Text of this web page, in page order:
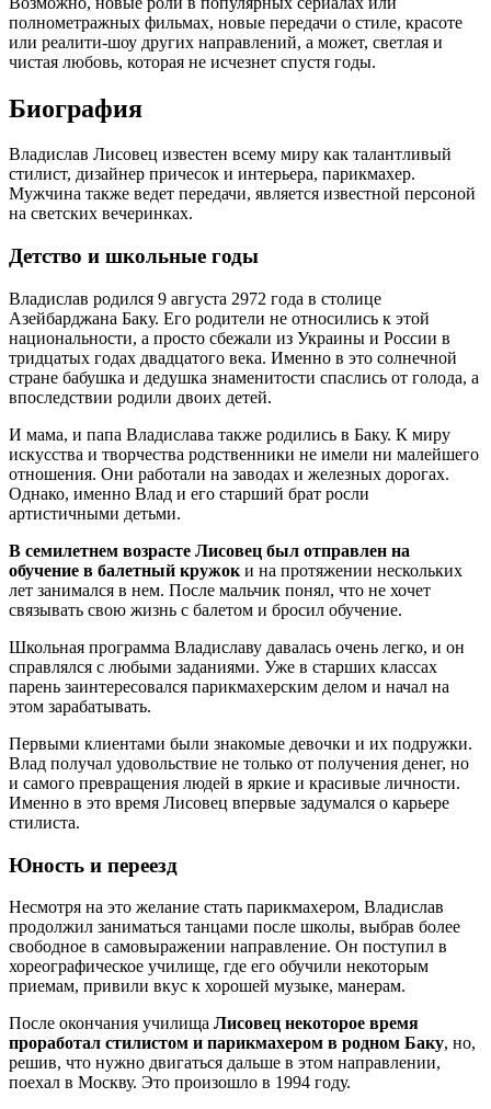
полнометражных фильмах, новые передачи о стиле, красоте
или реалити-шоу других направлений, а может, светлая и
чистая любовь, которая не исчезнет спустя годы.
Биография
Владислав Лисовец известен всему миру как талантливый
стилист, дизайнер причесок и интерьера, парикмахер.
Мужчина также ведет передачи, является известной персоной
на светских вечеринках.
Детство и школьные годы
Владислав родился 9 августа 2972 года в столице
Азейбарджана Баку. Его родители не относились к этой
национальности, а просто сбежали из Украины и России в
тридцатых годах двадцатого века. Именно в это солнечной
стране бабушка и дедушка знаменитости спаслись от голода, а
впоследствии родили двоих детей.
И мама, и папа Владислава также родились в Баку. К миру
искусства и творчества родственники не имели ни малейшего
отношения. Они работали на заводах и железных дорогах.
Однако, именно Влад и его старший брат росли
артистичными детьми.
В семилетнем возрасте Лисовец был отправлен на
обучение в балетный кружок и на протяжении нескольких
лет занимался в нем. После мальчик понял, что не хочет
связывать свою жизнь с балетом и бросил обучение.
Школьная программа Владиславу давалась очень легко, и он
справлялся с любыми заданиями. Уже в старших классах
парень заинтересовался парикмахерским делом и начал на
этом зарабатывать.
Первыми клиентами были знакомые девочки и их подружки.
Влад получал удовольствие не только от получения денег, но
и самого превращения людей в яркие и красивые личности.
Именно в это время Лисовец впервые задумался о карьере
стилиста.
Юность и переезд
Несмотря на это желание стать парикмахером, Владислав
продолжил заниматься танцами после школы, выбрав более
свободное в самовыражении направление. Он поступил в
хореографическое училище, где его обучили некоторым
приемам, привили вкус к хорошей музыке, манерам.
После окончания училища Лисовец некоторое время
проработал стилистом и парикмахером в родном Баку, но,
решив, что нужно двигаться дальше в этом направлении,
поехал в Москву. Это произошло в 1994 году.